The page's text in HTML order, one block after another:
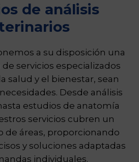
de análisis
a su disposición una
servicios especializados
salud y el bienestar, sean
Desde análisis
estudios de anatomía
servicios cubren un
de áreas, proporcionando
y soluciones adaptadas
individuales.